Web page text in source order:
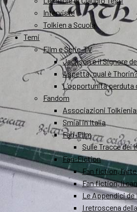
Interviste
Tolkien a Scuola
Temi
Film e Serie-TV
Jackson e il Signore
Aspetta, qual è
L’opportunità
Fandom
Associazioni
Smial in Italia
Fan-Film
Sulle Tracce dei
Fan-Fiction
Fan fiction,
Fan fiction, il
Le Appendici
I retroscena